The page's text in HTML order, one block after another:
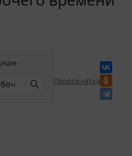
Перепечатка